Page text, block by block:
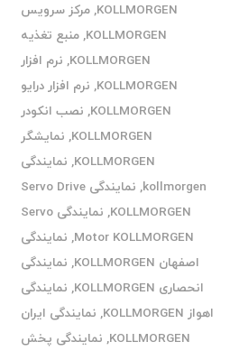
KOLLMORGEN
,مرکز سرویس
KOLLMORGEN
,منبع تغذیه
KOLLMORGEN
, نرم افزار
KOLLMORGEN
, نرم افزار درایو
KOLLMORGEN
, نصب انکودر
KOLLMORGEN
, نمایشگر
KOLLMORGEN
, نمایندگی
kollmorgen
,
نمایندگی Servo Drive
KOLLMORGEN
,
نمایندگی Servo
Motor KOLLMORGEN
, نمایندگی
اصفهان KOLLMORGEN
, نمایندگی
انحصاری KOLLMORGEN
, نمایندگی
اهواز KOLLMORGEN
, نمایندگی ایران
KOLLMORGEN
, نمایندگی پخش